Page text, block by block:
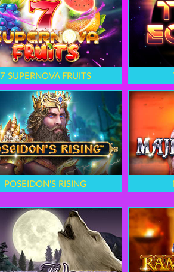
7 SUPERNOVA FRUITS
POSEIDON'S RISING